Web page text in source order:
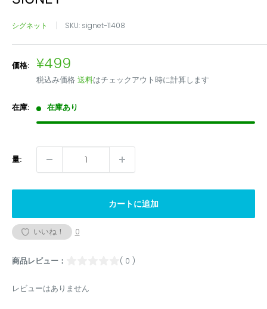
シグネット SKU: signet-11408
価格: 販
売
価
格
¥499
税込み価格 送料はチェックアウト時に計算します
在庫: 在庫あり
量:
カートに追加
いいね！ 0
商品レビュー： ( 0 )
レビューはありません